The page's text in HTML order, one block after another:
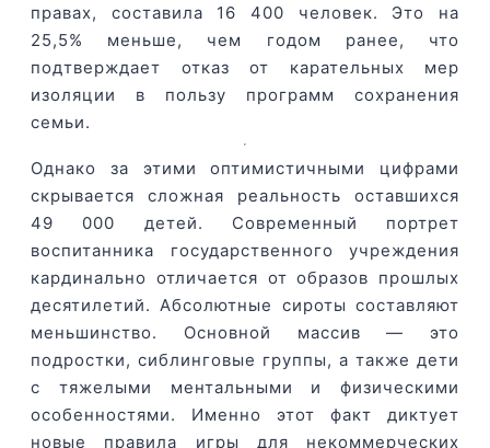
правах, составила 16 400 человек. Это на
25,5% меньше, чем годом ранее, что
подтверждает отказ от карательных мер
изоляции в пользу программ сохранения
семьи.
Однако за этими оптимистичными цифрами
скрывается сложная реальность оставшихся
49 000 детей. Современный портрет
воспитанника государственного учреждения
кардинально отличается от образов прошлых
десятилетий. Абсолютные сироты составляют
меньшинство. Основной массив — это
подростки, сиблинговые группы, а также дети
с тяжелыми ментальными и физическими
особенностями. Именно этот факт диктует
новые правила игры для некоммерческих